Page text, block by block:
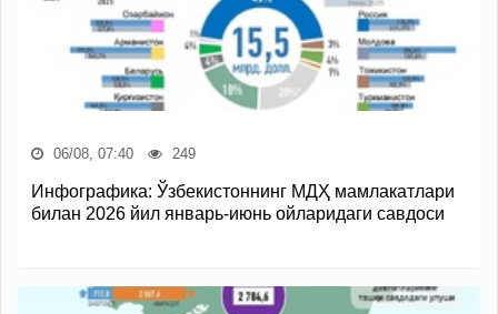
06/08, 07:40 249
Инфографика: Ўзбекистоннинг МДҲ мамлакатлари
билан 2026 йил январь-июнь ойларидаги савдоси